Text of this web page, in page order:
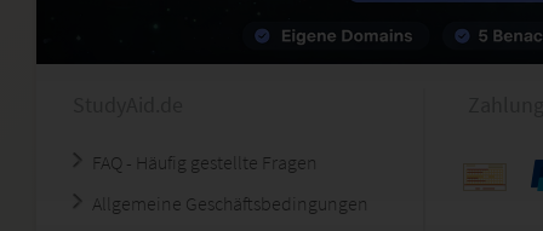
FAQ - Häufig gestellte Fragen
Allgemeine Geschäftsbedingungen